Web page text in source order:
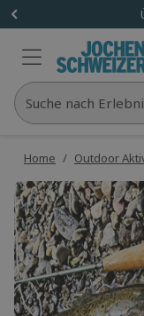
Suche nach
Home / Outdoor